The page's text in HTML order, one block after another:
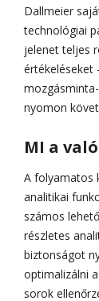
Dallmeier
technológiai
jelenet teljes
értékeléseket
nyomon
MI a
A folyamatos
analitikai
számos
részletes
biztonságot
optimalizálni
sorok